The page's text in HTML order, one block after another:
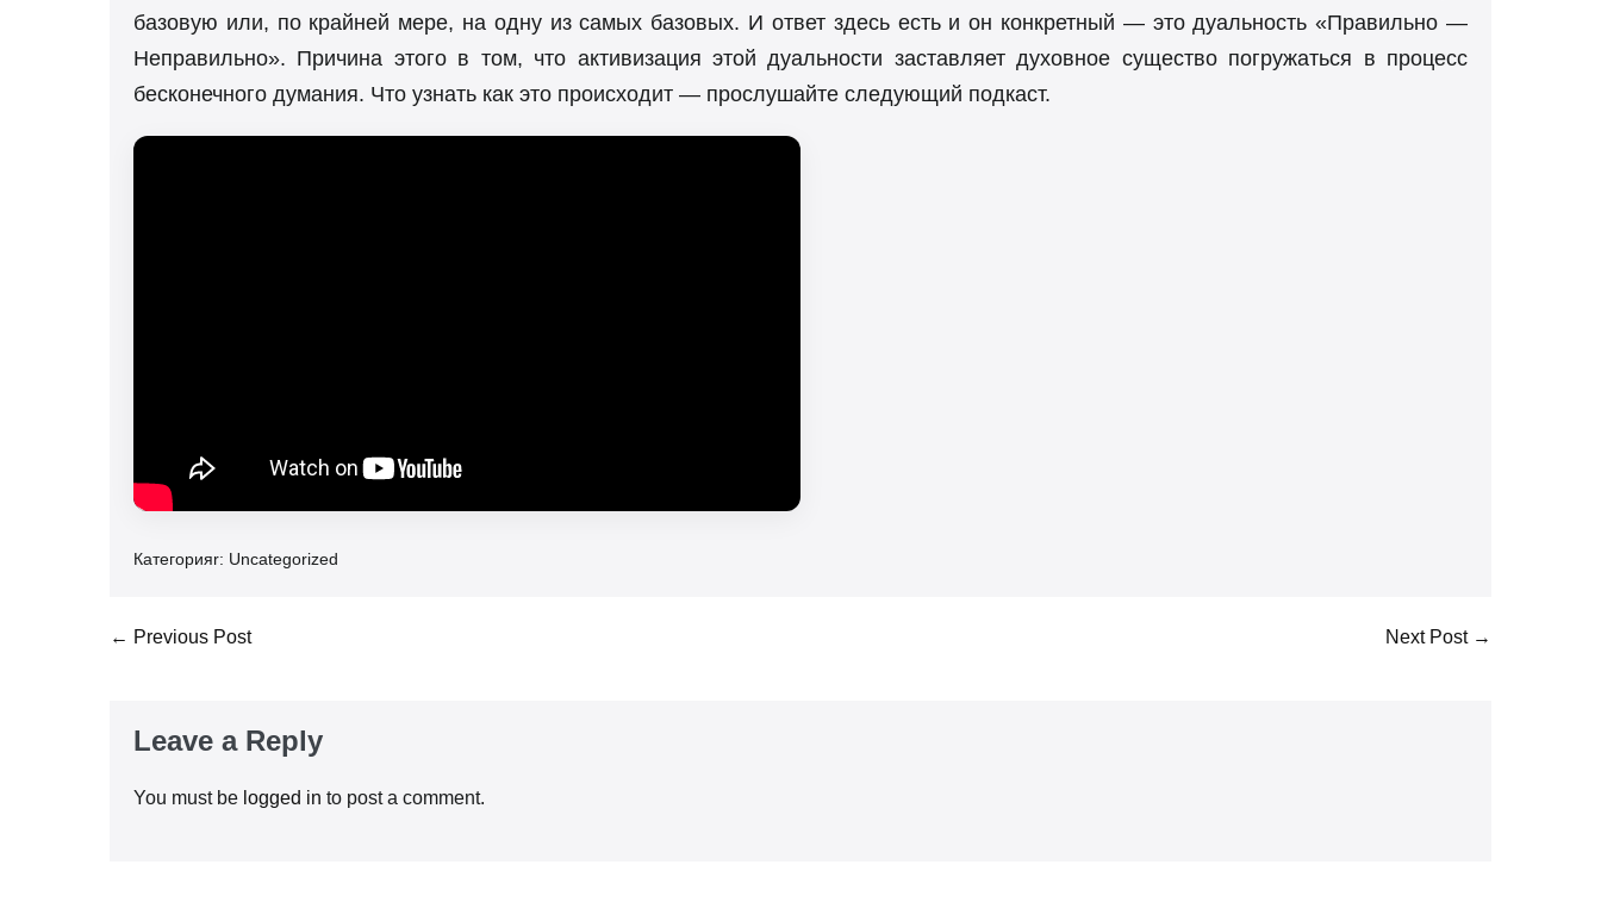
базовую или, по крайней мере, на одну из самых базовых. И ответ здесь есть и он конкретный — это дуальность «Правильно —
Неправильно». Причина этого в том, что активизация этой дуальности заставляет духовное существо погружаться в процесс
бесконечного думания. Что узнать как это происходит — прослушайте следующий подкаст.
Категорияr: Uncategorized
Post
← Previous Post Next Post →
Leave a Reply
You must be logged in to post a comment.